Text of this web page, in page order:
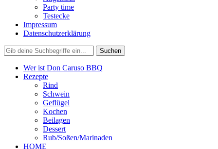
Party time
Testecke
Impressum
Datenschutzerklärung
Wer ist Don Caruso BBQ
Rezepte
Rind
Schwein
Geflügel
Kochen
Beilagen
Dessert
Rub/Soßen/Marinaden
HOME